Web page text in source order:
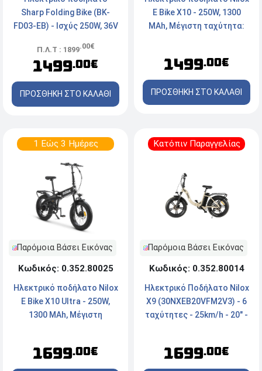
Sharp Folding Bike (BK-
FD03-EB) - Ισχύς 250W, 36V
25km/h - Μαύρο
Π.Λ.Τ : 1899.00€
1499.00€
ΠΡΟΣΘΗΚΗ ΣΤΟ ΚΑΛΑΘΙ
E Bike Χ10 - 250W, 1300
MAh, Μέγιστη ταχύτητα:
1499.00€
ΠΡΟΣΘΗΚΗ ΣΤΟ ΚΑΛΑΘΙ
1 Εώς 3 Ημέρες
Παρόμοια Βάσει Εικόνας
Κωδικός: 0.352.80025
Ηλεκτρικό ποδήλατο Νilox
E Bike Χ10 Ultra - 250W,
1300 MAh, Μέγιστη
1699.00€
Κατόπιν Παραγγελίας
Παρόμοια Βάσει Εικόνας
Κωδικός: 0.352.80014
Hλεκτρικό Ποδήλατο Nilox
X9 (30NXEB20VFM2V3) - 6
ταχύτητες - 25km/h - 20" -
1699.00€